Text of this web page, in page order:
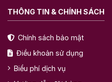
THÔNG TIN & CHÍNH SÁCH
Chính sách bảo mật
Điều khoản sử dụng
Biểu phí dịch vụ